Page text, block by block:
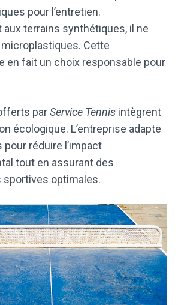
pour l’entretien.
aux terrains synthétiques, il ne
Cette
en fait un choix responsable pour
parService Tennis intègrent
écologique. L’entreprise adapte
réduire l’impact
tout en assurant des
optimales.